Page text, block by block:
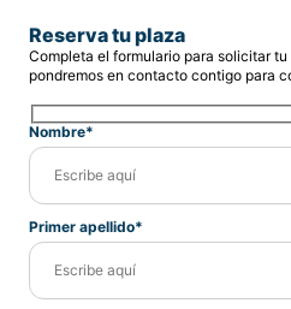
Reserva tu plaza
Completa el formulario para solicitar
pondremos en contacto contigo para
Nombre*
Primer apellido*